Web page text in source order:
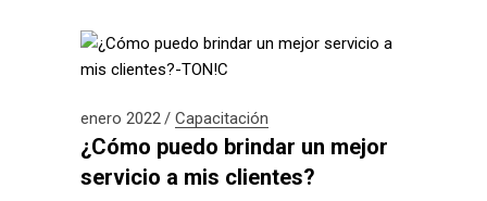
enero 2022 Capacitación
¿Cómo puedo brindar un mejor
servicio a mis clientes?